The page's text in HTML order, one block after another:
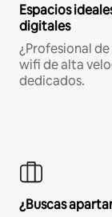
Espacios
digitales
¿Profesional
wifi de alta
dedicados.
¿Buscas